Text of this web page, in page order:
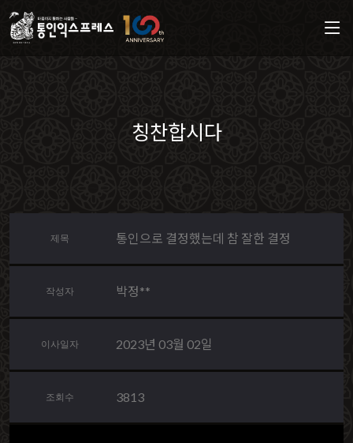
칭찬합시다
제목 통인으로 결정했는데 참 잘한 결정
작성자 박정**
이사일자 2023년 03월 02일
조회수 3813